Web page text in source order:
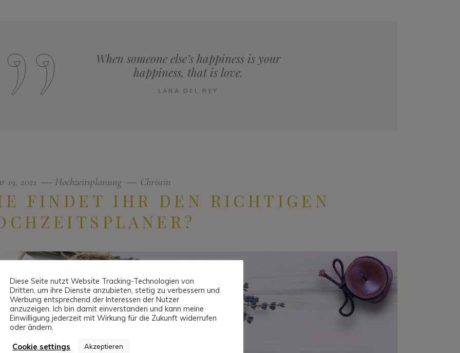
When someone else’s happiness is your
happiness, that is love.
LANA DEL REY
19, 2021 Hochzeitsplanung Christin
FINDET IHR DEN RICHTIGEN
Diese Seite nutzt Website Tracking-Technologien von
Dritten, um ihre Dienste anzubieten, stetig zu verbessern und
Werbung entsprechend der Interessen der Nutzer
anzuzeigen. Ich bin damit einverstanden und kann meine
Einwilligung jederzeit mit Wirkung für die Zukunft widerrufen
oder ändern.
Cookie settings
Akzeptieren